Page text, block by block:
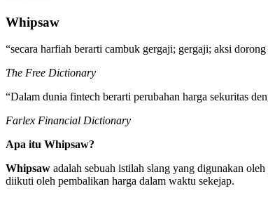
Whipsaw
“secara harfiah berarti cambuk gergaji; gergaji; aksi
The Free Dictionary
“Dalam dunia fintech berarti perubahan harga sekuritas
Farlex Financial Dictionary
Apa itu Whipsaw?
Whipsaw adalah sebuah istilah slang yang digunakan
diikuti oleh pembalikan harga dalam waktu sekejap.